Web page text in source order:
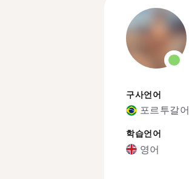
구사언어
포르투갈어
학습언어
영어